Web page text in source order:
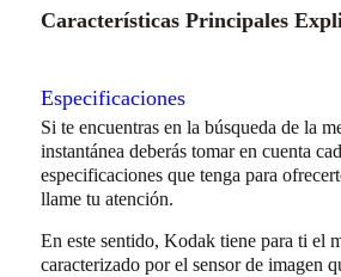
Características Principales
Especificaciones
Si te encuentras en la búsqueda de la
instantánea deberás tomar en cuenta
especificaciones que tenga para
llame tu atención.
En este sentido, Kodak tiene para ti el
caracterizado por el sensor de imagen